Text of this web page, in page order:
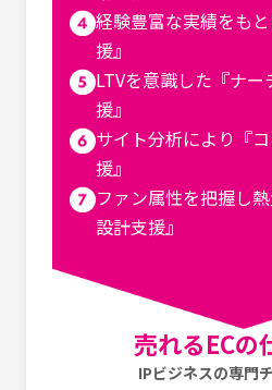
経験豊富な実績をも
援』
LTVを意識した『ナ
援』
サイト分析により『
援』
ファン属性を把握し
設計支援』
売れるECの
IPビジネスの専門